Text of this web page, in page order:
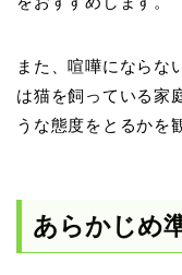
また、喧嘩にならな
は猫を飼っている家
うな態度をとるかを
あらかじめ